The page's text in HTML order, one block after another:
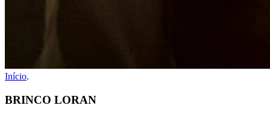
Início.
BRINCO LORAN